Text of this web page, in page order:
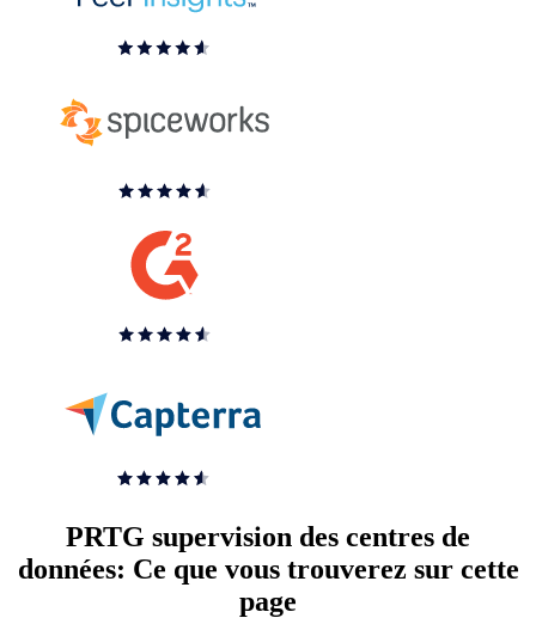
PRTG supervision des centres de
données: Ce que vous trouverez sur cette
page